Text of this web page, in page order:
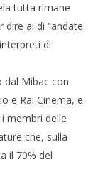
tutta rimane
ai di “andate
di
dal Mibac con
e Rai Cinema, e
membri delle
che, sulla
il 70% del